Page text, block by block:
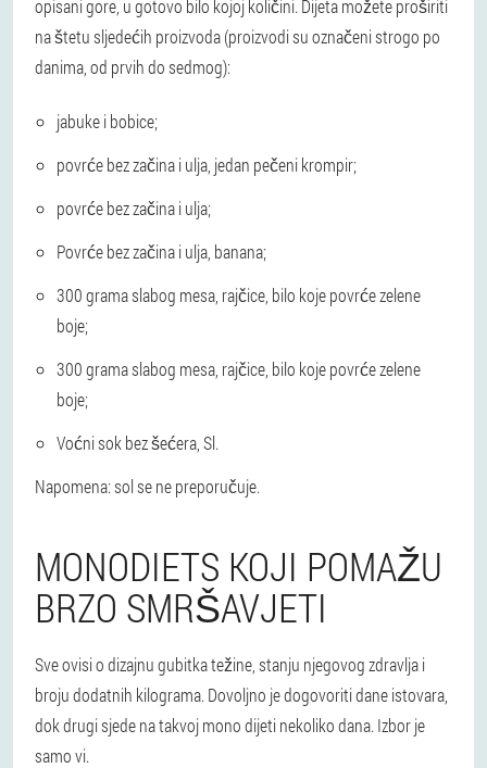
opisani gore, u gotovo bilo kojoj količini. Dijeta možete proširiti
na štetu sljedećih proizvoda (proizvodi su označeni strogo po
danima, od prvih do sedmog):
jabuke i bobice;
povrće bez začina i ulja, jedan pečeni krompir;
povrće bez začina i ulja;
Povrće bez začina i ulja, banana;
300 grama slabog mesa, rajčice, bilo koje povrće zelene
boje;
300 grama slabog mesa, rajčice, bilo koje povrće zelene
boje;
Voćni sok bez šećera, Sl.
Napomena: sol se ne preporučuje.
MONODIETS KOJI POMAŽU
BRZO SMRŠAVJETI
Sve ovisi o dizajnu gubitka težine, stanju njegovog zdravlja i
broju dodatnih kilograma. Dovoljno je dogovoriti dane istovara,
dok drugi sjede na takvoj mono dijeti nekoliko dana. Izbor je
samo vi.